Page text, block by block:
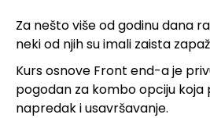
Za nešto više od godinu dana
neki od njih su imali zaista
Kurs osnove Front end-aje
pogodan za kombo opciju koja
napredak i usavršavanje.